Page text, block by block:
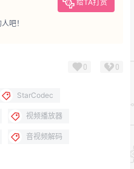
给TA打赏
吧！
0 0
StarCodec
视频播放器
音视频解码